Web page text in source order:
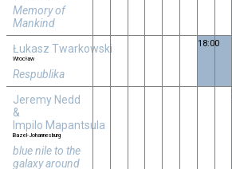
Memory of
Mankind
Łukasz Twarkowski
Wrocław
Respublika
18:00
Jeremy Nedd
&
Impilo Mapantsula
Bazel-Johannesburg
blue nile to the
galaxy around